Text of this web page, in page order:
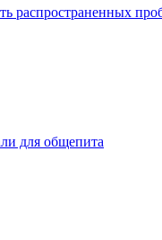
распространенных
для общепита